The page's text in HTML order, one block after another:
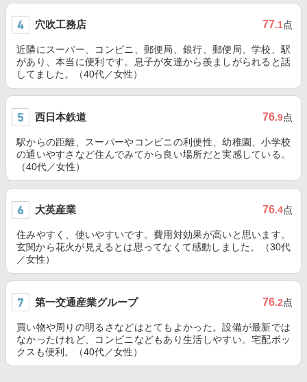
穴吹工務店 77.1点
近隣にスーパー、コンビニ、郵便局、銀行、郵便局、学校、駅
があり、本当に便利です。息子が友達から羨ましがられると話
してました。（40代／女性）
西日本鉄道 76.9点
駅からの距離、スーパーやコンビニの利便性、幼稚園、小学校
の通いやすさなど住んでみてから良い場所だと実感している。
（40代／女性）
大英産業 76.4点
住みやすく、使いやすいです。費用対効果が高いと思います。
玄関から花火が見えるとは思ってなくて感動しました。（30代
／女性）
第一交通産業グループ 76.2点
買い物や周りの明るさなどはとてもよかった。設備が最新では
なかったけれど、コンビニなどもあり生活しやすい。宅配ボッ
クスも便利。（40代／女性）